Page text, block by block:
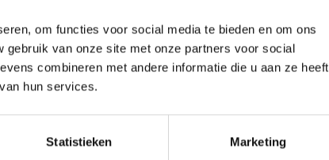
om functies voor social media te bieden en om ons
van onze site met onze partners voor social
combineren met andere informatie die u aan ze heeft
hun services.
Statistieken Marketing
Cawö Bold 6277 oliv/rosa Handdoek
50x100